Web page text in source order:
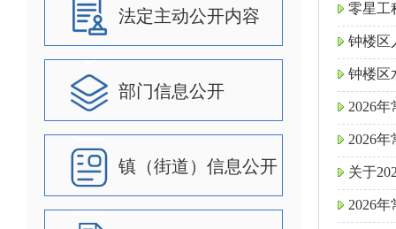
法定主动公开内容
部门信息公开
镇（街道）信息公开
零星工
钟楼区
钟楼区
2026
2026
关于
2026